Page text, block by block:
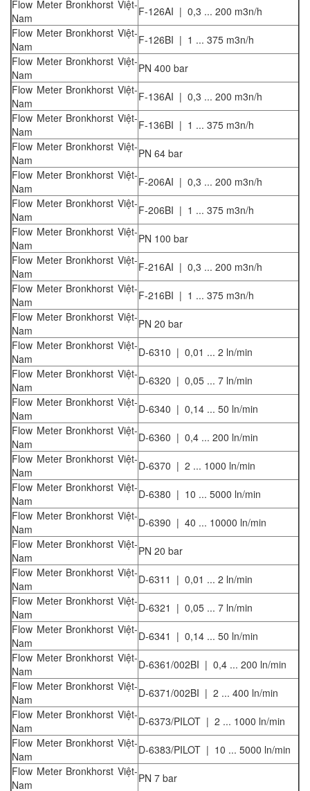
Flow Meter Bronkhorst Việt-
Nam
F-126AI | 0,3 ... 200 m3n/h
Flow Meter Bronkhorst Việt-
Nam
F-126BI | 1 ... 375 m3n/h
Flow Meter Bronkhorst Việt-
Nam
PN 400 bar
Flow Meter Bronkhorst Việt-
Nam
F-136AI | 0,3 ... 200 m3n/h
Flow Meter Bronkhorst Việt-
Nam
F-136BI | 1 ... 375 m3n/h
Flow Meter Bronkhorst Việt-
Nam
PN 64 bar
Flow Meter Bronkhorst Việt-
Nam
F-206AI | 0,3 ... 200 m3n/h
Flow Meter Bronkhorst Việt-
Nam
F-206BI | 1 ... 375 m3n/h
Flow Meter Bronkhorst Việt-
Nam
PN 100 bar
Flow Meter Bronkhorst Việt-
Nam
F-216AI | 0,3 ... 200 m3n/h
Flow Meter Bronkhorst Việt-
Nam
F-216BI | 1 ... 375 m3n/h
Flow Meter Bronkhorst Việt-
Nam
PN 20 bar
Flow Meter Bronkhorst Việt-
Nam
D-6310 | 0,01 ... 2 ln/min
Flow Meter Bronkhorst Việt-
Nam
D-6320 | 0,05 ... 7 ln/min
Flow Meter Bronkhorst Việt-
Nam
D-6340 | 0,14 ... 50 ln/min
Flow Meter Bronkhorst Việt-
Nam
D-6360 | 0,4 ... 200 ln/min
Flow Meter Bronkhorst Việt-
Nam
D-6370 | 2 ... 1000 ln/min
Flow Meter Bronkhorst Việt-
Nam
D-6380 | 10 ... 5000 ln/min
Flow Meter Bronkhorst Việt-
Nam
D-6390 | 40 ... 10000 ln/min
Flow Meter Bronkhorst Việt-
Nam
PN 20 bar
Flow Meter Bronkhorst Việt-
Nam
D-6311 | 0,01 ... 2 ln/min
Flow Meter Bronkhorst Việt-
Nam
D-6321 | 0,05 ... 7 ln/min
Flow Meter Bronkhorst Việt-
Nam
D-6341 | 0,14 ... 50 ln/min
Flow Meter Bronkhorst Việt-
Nam
D-6361/002BI | 0,4 ... 200 ln/min
Flow Meter Bronkhorst Việt-
Nam
D-6371/002BI | 2 ... 400 ln/min
Flow Meter Bronkhorst Việt-
Nam
D-6373/PILOT | 2 ... 1000 ln/min
Flow Meter Bronkhorst Việt-
Nam
D-6383/PILOT | 10 ... 5000 ln/min
Flow Meter Bronkhorst Việt-
Nam
PN 7 bar